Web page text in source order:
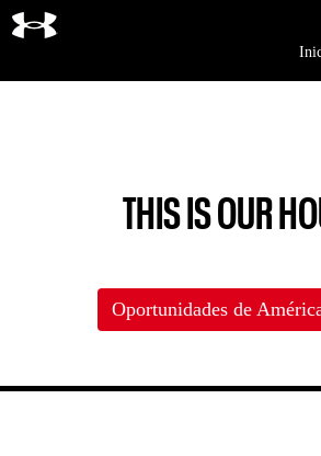
THIS IS OUR
Oportunidades de